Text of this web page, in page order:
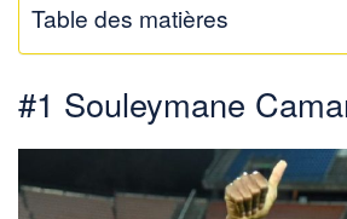
Table des matières
#1 Souleymane